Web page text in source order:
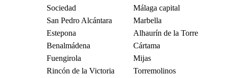
Sociedad
Málaga capital
San Pedro Alcántara
Marbella
Estepona
Alhaurín de la Torre
Benalmádena
Cártama
Fuengirola
Mijas
Rincón de la Victoria
Torremolinos